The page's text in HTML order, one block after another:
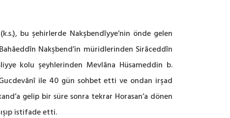
bu şehirlerde Nakşbendîyye’nin önde gelen
Nakşbend’in müridlerinden Sirâceddîn
kolu şeyhlerinden Mevlâna Hüsameddin b.
ile 40 gün sohbet etti ve ondan irşad
gelip bir süre sonra tekrar Horasan’a dönen
istifade etti.